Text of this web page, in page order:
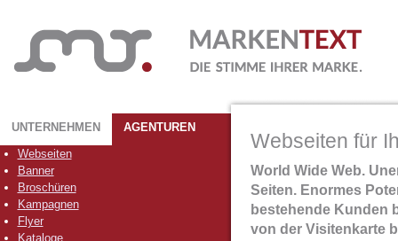
Webseiten für
World Wide Web.
Seiten. Enormes
bestehende Kunden
von der Visitenkarte
UNTERNEHMEN
AGENTUREN
Webseiten
Banner
Broschüren
Kampagnen
Flyer
Kataloge